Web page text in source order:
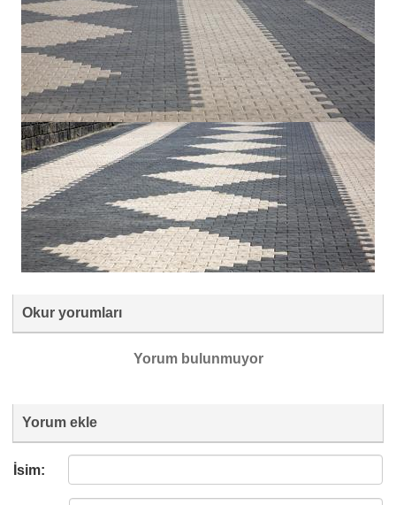
Okur yorumları
Yorum bulunmuyor
Yorum ekle
İsim: